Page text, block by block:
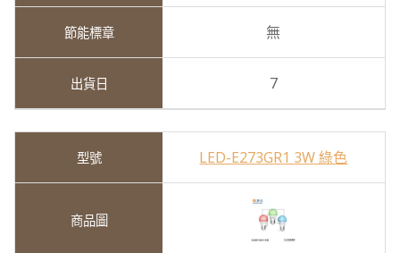
無
7
LED-E273GR1 3W 綠色